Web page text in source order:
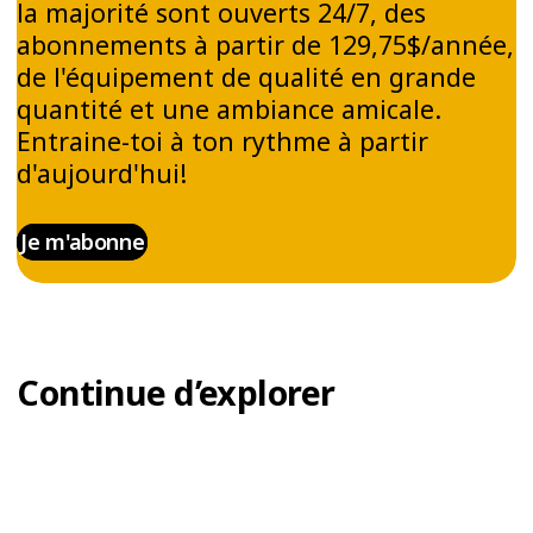
COURS DE ZUMBA® SUR
TA FORME PHYSIQUE
Les séances de Zumba® sont un excellent
exercice cardiovasculaire. En dansant sur des
musiques latines entrainantes, tu améliores ta
n'auras certainement pas l'impression de
t'entraîner!
équilibre grâce à une combinaison d’exercices
la majorité sont ouverts 24/7, des
abonnements à partir de 129,75$/année,
de l'équipement de qualité en grande
quantité et une ambiance amicale.
Entraine-toi à ton rythme à partir
d'aujourd'hui!
Je m'abonne
Continue d’explorer